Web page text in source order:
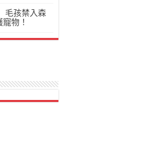
毛孩禁入森
物！